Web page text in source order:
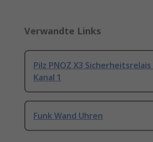
Verwandte Links
Pilz PNOZ X3 Sicherheitsrelais
Kanal 1
Funk Wand Uhren